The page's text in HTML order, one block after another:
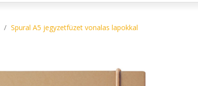
Spural A5 jegyzetfüzet vonalas lapokkal